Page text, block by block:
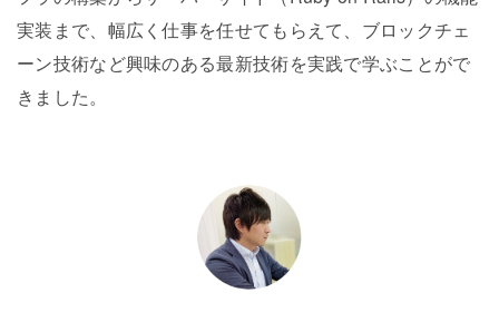
実装まで、幅広く仕事を任せてもらえて、ブロックチェ
ーン技術など興味のある最新技術を実践で学ぶことがで
きました。